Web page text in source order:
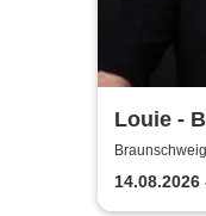
Louie -
Garten
14.08.2026